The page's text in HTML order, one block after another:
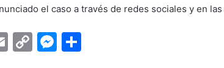
el caso a través de redes sociales y en
E
C
M